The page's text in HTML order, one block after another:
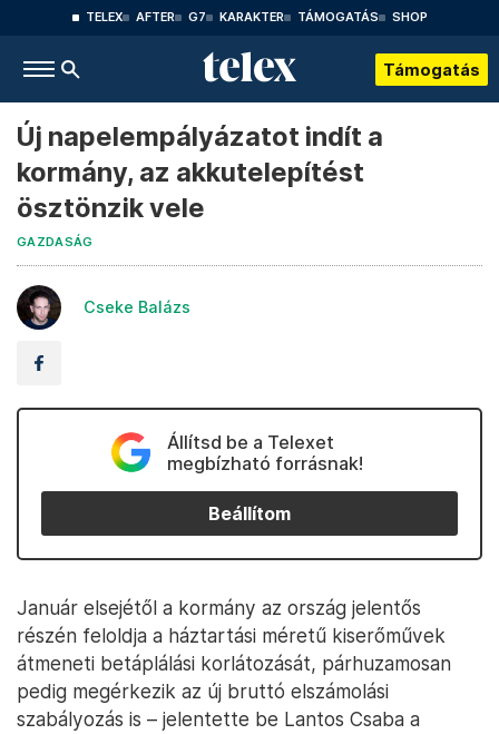
TELEX AFTER G7 KARAKTER TÁMOGATÁS SHOP
Támogatás
Új napelempályázatot indít a
kormány, az akkutelepítést
ösztönzik vele
GAZDASÁG
Cseke Balázs
Állítsd be a Telexet
megbízható forrásnak!
Beállítom
Január elsejétől a kormány az ország jelentős
részén feloldja a háztartási méretű kiserőművek
átmeneti betáplálási korlátozását, párhuzamosan
pedig megérkezik az új bruttó elszámolási
szabályozás is – jelentette be Lantos Csaba a